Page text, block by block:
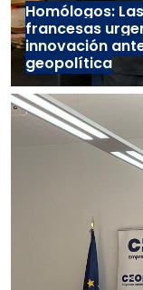
Homólogos:
francesas
innovación
geopolítica